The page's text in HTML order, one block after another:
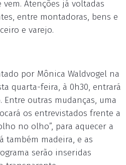
Atenções já voltadas
entre montadoras, bens e
e varejo.
por Mônica Waldvogel na
quarta-feira, à 0h30, entrará
outras mudanças, uma
os entrevistados frente a
no olho”, para aquecer a
também madeira, e as
serão inseridas